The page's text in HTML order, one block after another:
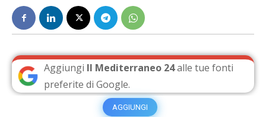
Aggiungi Il Mediterraneo 24alle tue fonti
preferite di Google.
AGGIUNGI